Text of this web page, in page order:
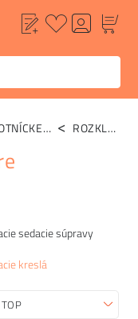
sedacie súpravy
kreslá
ZDRAVOTNÍCKE SEDAČKY ROZKLADACIE KRESLÁ
Zoradiť